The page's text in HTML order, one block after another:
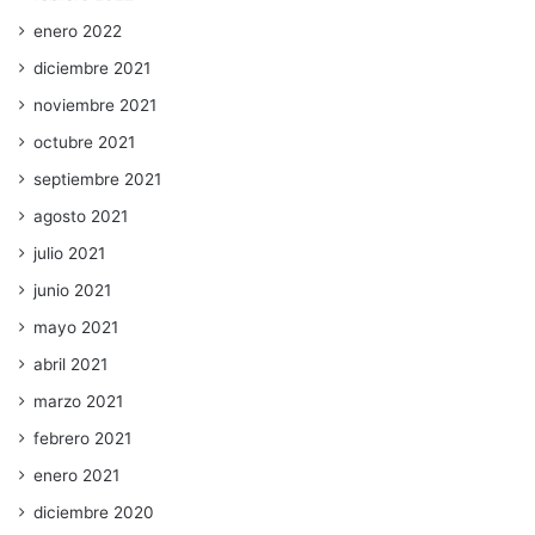
enero 2022
diciembre 2021
noviembre 2021
octubre 2021
septiembre 2021
agosto 2021
julio 2021
junio 2021
mayo 2021
abril 2021
marzo 2021
febrero 2021
enero 2021
diciembre 2020